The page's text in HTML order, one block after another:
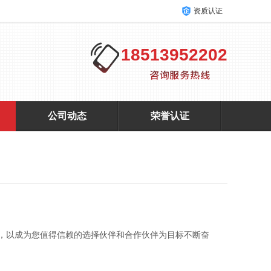
资质认证
18513952202
公司动态 荣誉认证
成为您值得信赖的选择伙伴和合作伙伴为目标不断奋